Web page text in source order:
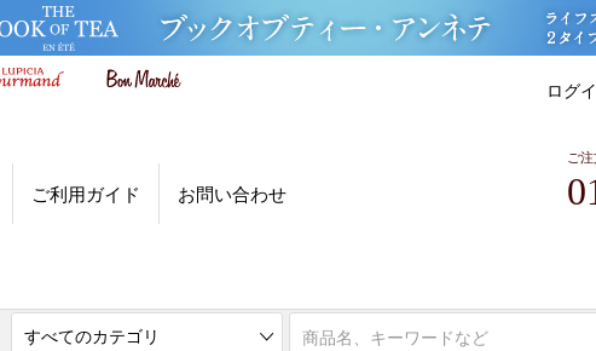
ログ
ご利用ガイド お問い合わせ
ご